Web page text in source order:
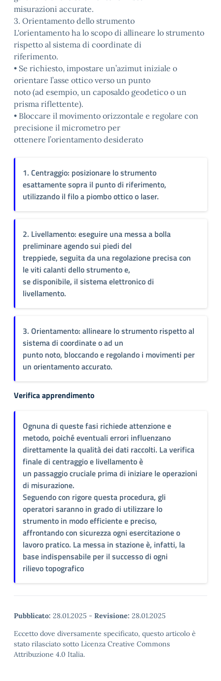
misurazioni accurate.
3. Orientamento dello strumento
L'orientamento ha lo scopo di allineare lo strumento
rispetto al sistema di coordinate di
riferimento.
• Se richiesto, impostare un’azimut iniziale o
orientare l’asse ottico verso un punto
noto (ad esempio, un caposaldo geodetico o un
prisma riflettente).
• Bloccare il movimento orizzontale e regolare con
precisione il micrometro per
ottenere l’orientamento desiderato
1. Centraggio: posizionare lo strumento
esattamente sopra il punto di riferimento,
utilizzando il filo a piombo ottico o laser.
2. Livellamento: eseguire una messa a bolla
preliminare agendo sui piedi del
treppiede, seguita da una regolazione precisa con
le viti calanti dello strumento e,
se disponibile, il sistema elettronico di
livellamento.
3. Orientamento: allineare lo strumento rispetto al
sistema di coordinate o ad un
punto noto, bloccando e regolando i movimenti per
un orientamento accurato.
Verifica apprendimento
Ognuna di queste fasi richiede attenzione e
metodo, poiché eventuali errori influenzano
direttamente la qualità dei dati raccolti. La verifica
finale di centraggio e livellamento è
un passaggio cruciale prima di iniziare le operazioni
di misurazione.
Seguendo con rigore questa procedura, gli
operatori saranno in grado di utilizzare lo
strumento in modo efficiente e preciso,
affrontando con sicurezza ogni esercitazione o
lavoro pratico. La messa in stazione è, infatti, la
base indispensabile per il successo di ogni
rilievo topografico
Pubblicato: 28.01.2025 - Revisione: 28.01.2025
Eccetto dove diversamente specificato, questo articolo è
stato rilasciato sotto Licenza Creative Commons
Attribuzione 4.0 Italia.